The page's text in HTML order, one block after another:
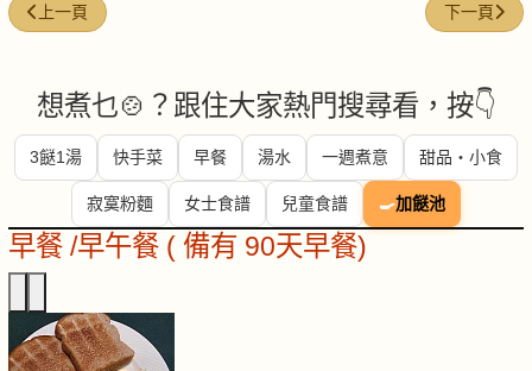
上一篇文章: 白蘿蔔
上一頁 下一篇文章
下一頁
想煮乜🍲？跟住大家熱門搜尋看，按👇
3餸1湯 快手菜 早餐 湯水 一週煮意 甜品・小食
寂寞粉麵 女士食譜 兒童食譜 🍳加餸池
早餐 /早午餐 ( 備有 90天早餐)